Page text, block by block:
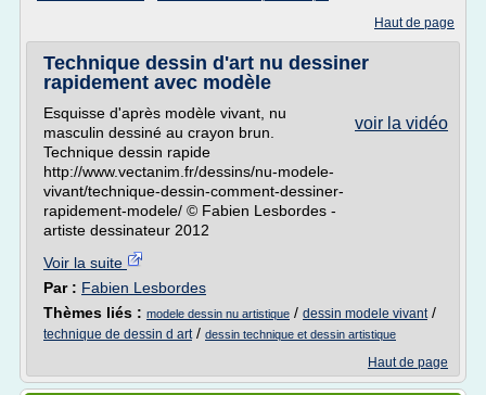
Haut de page
Technique dessin d'art nu dessiner
rapidement avec modèle
voir la vidéo
Esquisse d'après modèle vivant, nu
masculin dessiné au crayon brun.
Technique dessin rapide
http://www.vectanim.fr/dessins/nu-modele-
vivant/technique-dessin-comment-dessiner-
rapidement-modele/ © Fabien Lesbordes -
artiste dessinateur 2012
Voir la suite
Par : Fabien Lesbordes
Thèmes liés : modele dessin nu artistique / dessin modele vivant/
technique de dessin d art/ dessin technique et dessin artistique
Haut de page